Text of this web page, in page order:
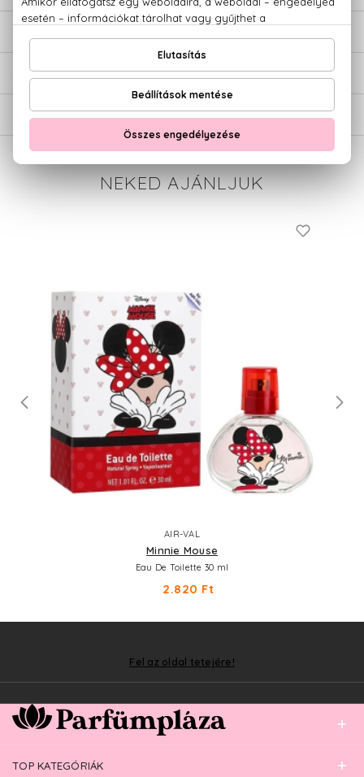
SZÁLLÍTÁS
NEKED AJÁNLJUK
AIR-VAL
Minnie Mouse
Eau De Toilette 30 ml
2.820 Ft
Fel az oldal tetejére!
TOP KATEGÓRIÁK